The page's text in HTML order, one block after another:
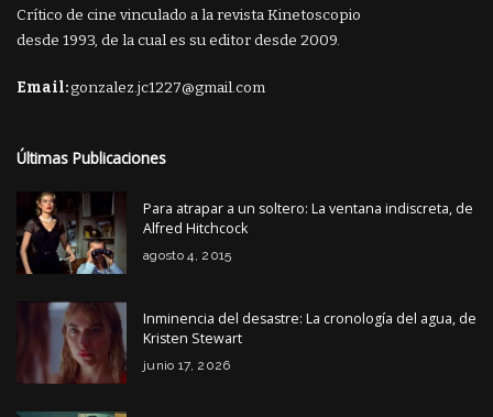
Crítico de cine vinculado a la revista Kinetoscopio
desde 1993, de la cual es su editor desde 2009.
Email:gonzalez.jc1227@gmail.com
Últimas Publicaciones
Para atrapar a un soltero: La ventana indiscreta, de
Alfred Hitchcock
agosto 4, 2015
Inminencia del desastre: La cronología del agua, de
Kristen Stewart
junio 17, 2026